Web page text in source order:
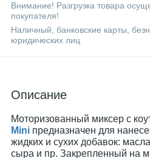
Внимание! Разгрузка товара
покупателя!
Наличный, банковские карты,
юридических лиц
Описание
Моторизованный миксер с
Mini предназначен для
жидких и сухих добавок:
сыра и пр. Закрепленный на